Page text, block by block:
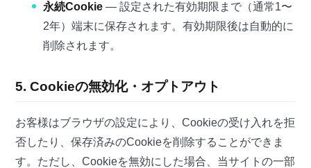
永続Cookie — 設定された有効期限まで（通常1〜
2年）端末に保存されます。有効期限後は自動的に
削除されます。
5. Cookieの無効化・オプトアウト
お客様はブラウザの設定により、Cookieの受け入れを拒
否したり、保存済みのCookieを削除することができま
す。ただし、Cookieを無効にした場合、当サイトの一部